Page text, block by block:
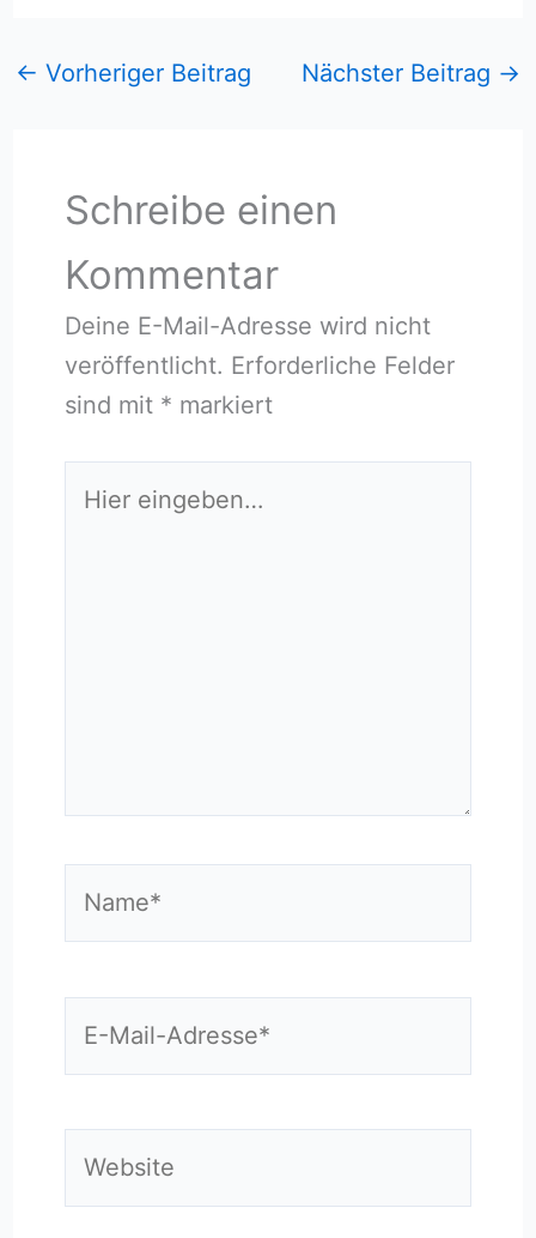
← Vorheriger Beitrag Nächster Beitrag →
Schreibe einen
Kommentar
Deine E-Mail-Adresse wird nicht
veröffentlicht. Erforderliche Felder
sind mit * markiert
eingeben…